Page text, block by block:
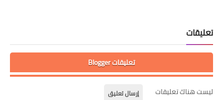
تعليقات
تعليقات Blogger
ليست هناك تعليقات إرسال تعليق